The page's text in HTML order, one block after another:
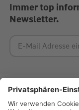
Immer top
Newsletter.
Impressum